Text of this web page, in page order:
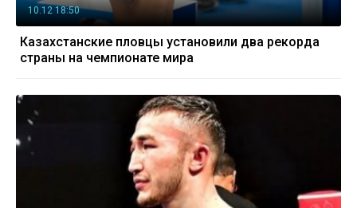
10.12 18:50
Казахстанские пловцы установили два рекорда
страны на чемпионате мира